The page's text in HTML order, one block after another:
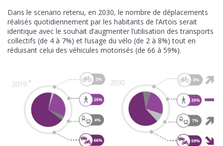
Dans le scenario retenu, en 2030, le nombre de déplacements
réalisés quotidiennement par les habitants de l’Artois serait
identique avec le souhait d’augmenter l’utilisation des transports
collectifs (de 4 à 7%) et l’usage du vélo (de 2 à 8%) tout en
réduisant celui des véhicules motorisés (de 66 à 59%).